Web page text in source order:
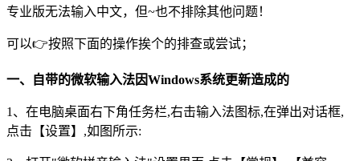
专业版无法输入中文，但~也不排除其他问题！
可以👉按照下面的操作挨个的排查或尝试；
一、自带的微软输入法因Windows系统更新造成的
1、在电脑桌面右下角任务栏,右击输入法图标,在弹出对话框,
点击【设置】,如图所示: